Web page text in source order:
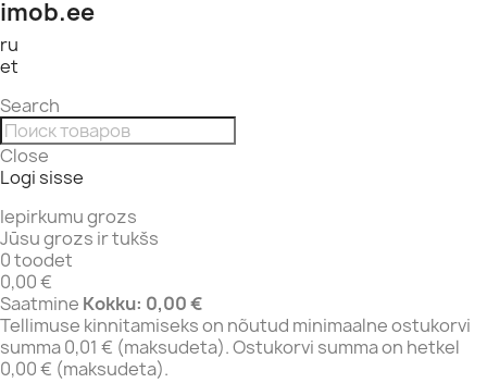
imob.ee
ru
et
Search
Close
Logi sisse
Iepirkumu grozs
Jūsu grozs ir tukšs
0 toodet
0,00 €
Saatmine Kokku: 0,00 €
Tellimuse kinnitamiseks on nõutud minimaalne ostukorvi
summa 0,01 € (maksudeta). Ostukorvi summa on hetkel
0,00 € (maksudeta).